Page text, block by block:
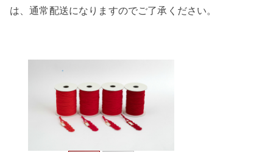
は、通常配送になりますのでご了承ください。